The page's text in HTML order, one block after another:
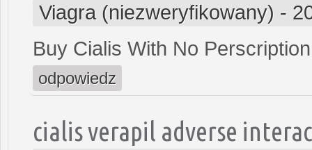
Viagra (niezweryfikowany) -
Buy Cialis With No Perscription
odpowiedz
cialis verapil adverse